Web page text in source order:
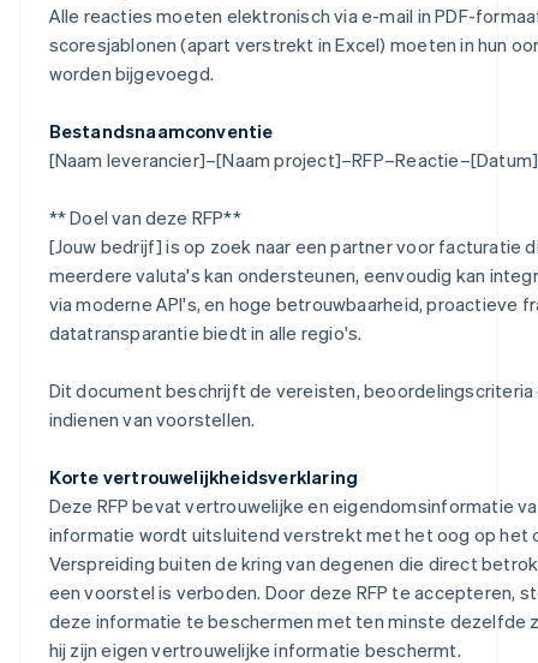
Alle reacties moeten elektronisch via e-mail in PDF-
scoresjablonen (apart verstrekt in Excel) moeten in hun
worden bijgevoegd.
Bestandsnaamconventie
[Naam leverancier]–[Naam
** Doel van deze RFP**
[Jouw bedrijf] is op zoek naar een partner voor facturatie
meerdere valuta's kan ondersteunen, eenvoudig kan
via moderne API's, en hoge betrouwbaarheid, proactieve
datatransparantie biedt in alle regio's.
Dit document beschrijft de vereisten,
indienen van voorstellen.
Korte vertrouwelijkheidsverklaring
Deze RFP bevat vertrouwelijke en eigendomsinformatie
informatie wordt uitsluitend verstrekt met het oog op het
Verspreiding buiten de kring van degenen die direct
een voorstel is verboden. Door deze RFP te accepteren,
deze informatie te beschermen met ten minste dezelfde
hij zijn eigen vertrouwelijke informatie beschermt.